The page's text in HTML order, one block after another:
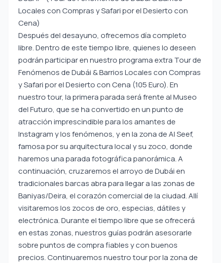
Locales con Compras y Safari por el Desierto con
Cena)
Después del desayuno, ofrecemos día completo
libre. Dentro de este tiempo libre, quienes lo deseen
podrán participar en nuestro programa extra Tour de
Fenómenos de Dubái & Barrios Locales con Compras
y Safari por el Desierto con Cena (105 Euro). En
nuestro tour, la primera parada será frente al Museo
del Futuro, que se ha convertido en un punto de
atracción imprescindible para los amantes de
Instagram y los fenómenos, y en la zona de Al Seef,
famosa por su arquitectura local y su zoco, donde
haremos una parada fotográfica panorámica. A
continuación, cruzaremos el arroyo de Dubái en
tradicionales barcas abra para llegar a las zonas de
Baniyas/Deira, el corazón comercial de la ciudad. Allí
visitaremos los zocos de oro, especias, dátiles y
electrónica. Durante el tiempo libre que se ofrecerá
en estas zonas, nuestros guías podrán asesorarle
sobre puntos de compra fiables y con buenos
precios. Continuaremos nuestro tour por la zona de